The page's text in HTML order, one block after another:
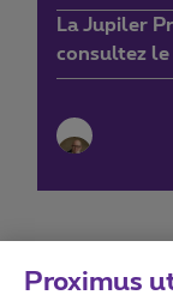
La Jupiler
consultez
Proximus